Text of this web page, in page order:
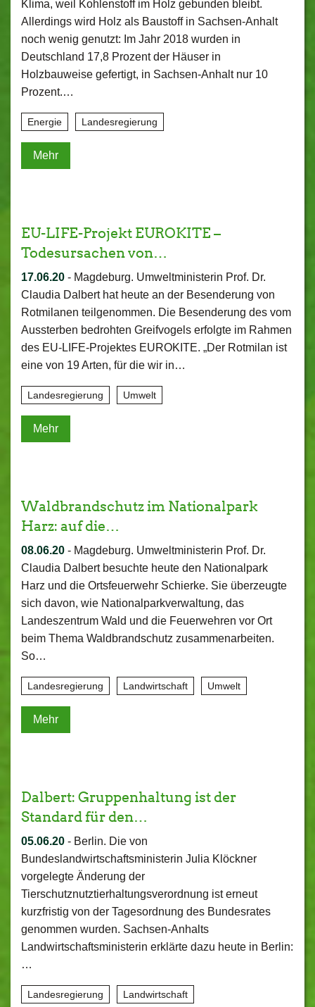
Klima, weil Kohlenstoff im Holz gebunden bleibt.
Allerdings wird Holz als Baustoff in Sachsen-Anhalt
noch wenig genutzt: Im Jahr 2018 wurden in
Deutschland 17,8 Prozent der Häuser in
Holzbauweise gefertigt, in Sachsen-Anhalt nur 10
Prozent.…
Energie Landesregierung
Mehr
EU-LIFE-Projekt EUROKITE –
Todesursachen von…
17.06.20 - Magdeburg. Umweltministerin Prof. Dr.
Claudia Dalbert hat heute an der Besenderung von
Rotmilanen teilgenommen. Die Besenderung des vom
Aussterben bedrohten Greifvogels erfolgte im Rahmen
des EU-LIFE-Projektes EUROKITE. „Der Rotmilan ist
eine von 19 Arten, für die wir in…
Landesregierung Umwelt
Mehr
Waldbrandschutz im Nationalpark
Harz: auf die…
08.06.20 - Magdeburg. Umweltministerin Prof. Dr.
Claudia Dalbert besuchte heute den Nationalpark
Harz und die Ortsfeuerwehr Schierke. Sie überzeugte
sich davon, wie Nationalparkverwaltung, das
Landeszentrum Wald und die Feuerwehren vor Ort
beim Thema Waldbrandschutz zusammenarbeiten.
So…
Landesregierung Landwirtschaft Umwelt
Mehr
Dalbert: Gruppenhaltung ist der
Standard für den…
05.06.20 - Berlin. Die von
Bundeslandwirtschaftsministerin Julia Klöckner
vorgelegte Änderung der
Tierschutznutztierhaltungsverordnung ist erneut
kurzfristig von der Tagesordnung des Bundesrates
genommen wurden. Sachsen-Anhalts
Landwirtschaftsministerin erklärte dazu heute in Berlin:
…
Landesregierung Landwirtschaft